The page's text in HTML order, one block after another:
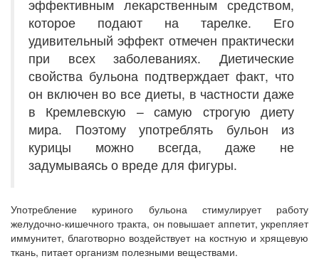
эффективным лекарственным средством,
которое подают на тарелке. Его
удивительный эффект отмечен практически
при всех заболеваниях. Диетические
свойства бульона подтверждает факт, что
он включен во все диеты, в частности даже
в Кремлевскую – самую строгую диету
мира. Поэтому употреблять бульон из
курицы можно всегда, даже не
задумываясь о вреде для фигуры.
Употребление куриного бульона стимулирует работу
желудочно-кишечного тракта, он повышает аппетит, укрепляет
иммунитет, благотворно воздействует на костную и хрящевую
ткань, питает организм полезными веществами.